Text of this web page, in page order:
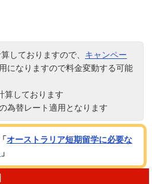
しておりますので、 キャンペー
になりますので料金変動する可能
算しております
為替レート適用となります
オーストラリア短期留学に必要な
」